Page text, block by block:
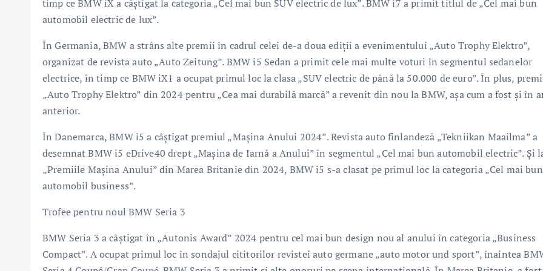
timp ce BMW iX a câştigat la categoria „Cel mai bun SUV electric de lux”. BMW i7 a primit titlul de „Cel mai bun
automobil electric de lux”.
În Germania, BMW a strâns alte premii în cadrul celei de-a doua ediţii a evenimentului „Auto Trophy Elektro”,
organizat de revista auto „Auto Zeitung”. BMW i5 Sedan a primit cele mai multe voturi în segmentul sedanelor
electrice, în timp ce BMW iX1 a ocupat primul loc la clasa „SUV electric de până la 50.000 de euro”. În plus,
„Auto Trophy Elektro” din 2024 pentru „Cea mai durabilă marcă” a revenit din nou la BMW, aşa cum a fost şi în
anterior.
În Danemarca, BMW i5 a câştigat premiul „Maşina Anului 2024”. Revista auto finlandeză „Tekniikan Maailma” a
desemnat BMW i5 eDrive40 drept „Maşina de Iarnă a Anului” în segmentul „Cel mai bun automobil electric”. Şi
„Premiile Maşina Anului” din Marea Britanie din 2024, BMW i5 s-a clasat pe primul loc la categoria „Cel mai bun
automobil business”.
Trofee pentru noul BMW Seria 3
BMW Seria 3 a câştigat în „Autonis Award” 2024 pentru cel mai bun design nou al anului în categoria „Business
Compact”. A ocupat primul loc în sondajul cititorilor revistei auto germane „auto motor und sport”, înaintea